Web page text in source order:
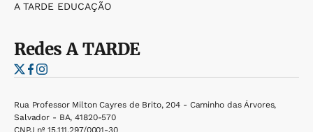
A TARDE EDUCAÇÃO
RedesA TARDE
Rua Professor Milton Cayres de Brito, 204 - Caminho das Árvores,
Salvador - BA, 41820-570
CNPJ nº 15.111.297/0001-30